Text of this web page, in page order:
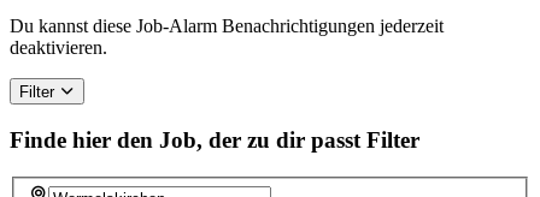
Du kannst diese Job-Alarm Benachrichtigungen jederzeit
deaktivieren.
Filter
Finde hier den Job, der zu dir passt Filter